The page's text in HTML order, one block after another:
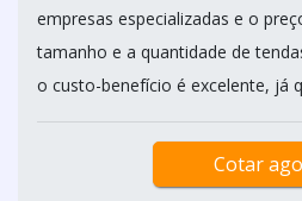
empresas especializadas e o
tamanho e a quantidade de
o custo-benefício é excelente, já
Cotar